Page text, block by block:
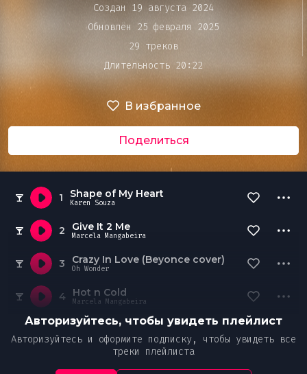
Эдиторы
Чарты
DJ BATTLE
Создан 19 августа 2024
Обновлён 25 февраля 2025
29 треков
Длительность 20:22
В избранное
Поделиться
1 Shape of My Heart
Karen Souza
2 Give It 2 Me
Marcela Mangabeira
3 Crazy In Love (Beyonce cover)
Oh Wonder
4 Hot n Cold
Marcela Mangabeira
Авторизуйтесь, чтобы увидеть плейлист
Авторизуйтесь и оформите подписку, чтобы увидеть все
треки плейлиста
воспроизведения